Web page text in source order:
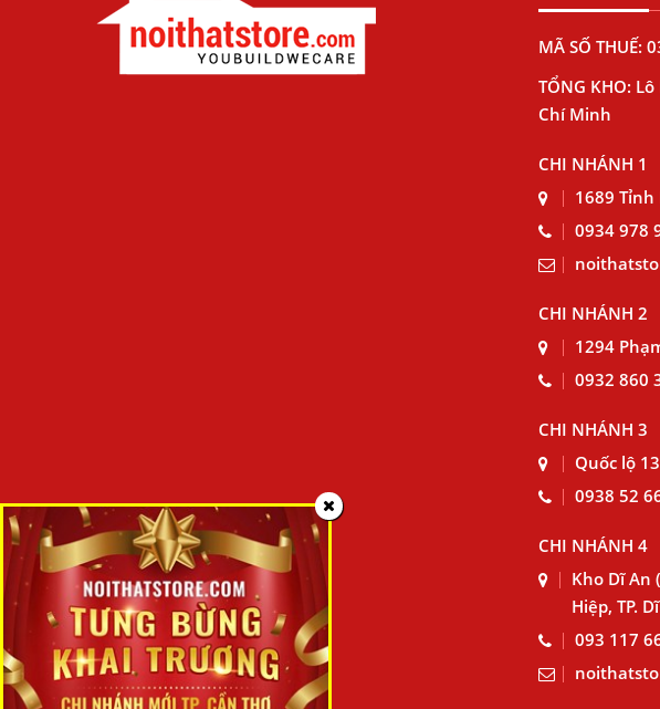
MÃ SỐ THUẾ:
TỔNG KHO:
Chí Minh
CHI NHÁNH 1
1689 Tỉnh
0934 978
CHI NHÁNH 2
1294
0932 860
CHI NHÁNH 3
Quốc lộ
0938 52
CHI NHÁNH 4
Kho Dĩ An
Hiệp, TP.
093 117